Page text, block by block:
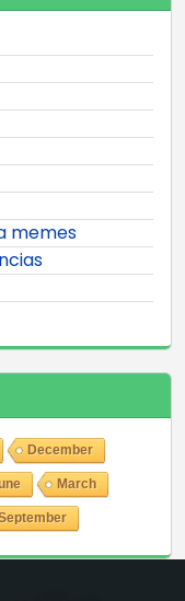
memes
December
March